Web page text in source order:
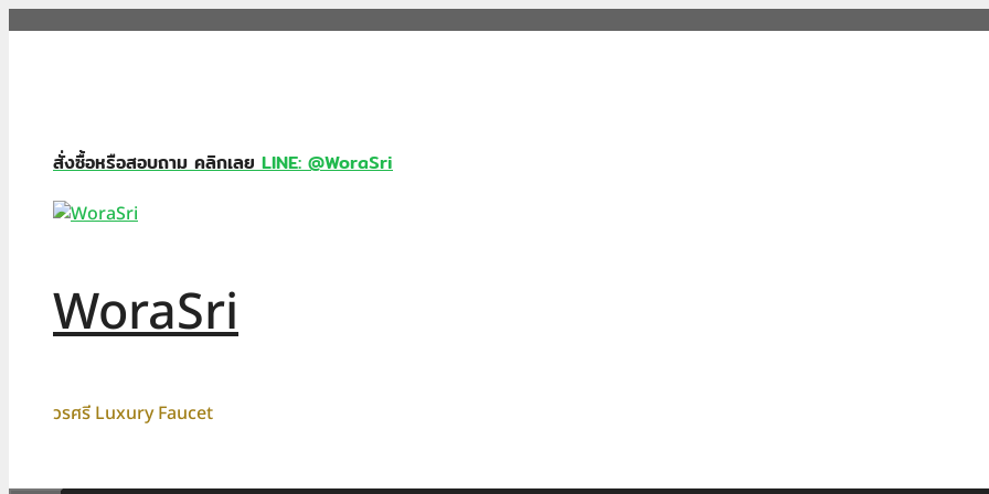
สั่งซื้อหรือสอบถาม คลิกเลยLINE: @WoraSri
WoraSri
วรศรี Luxury Faucet